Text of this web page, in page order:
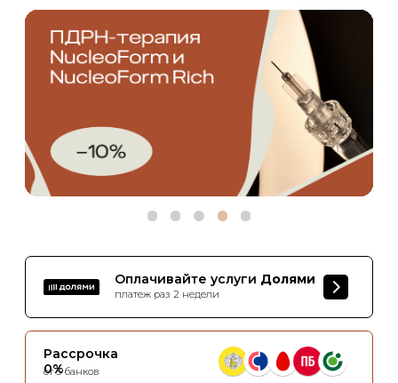
Политика конфиденциальности
Договор оферты
Способы оплаты
Блог
Специалисты
Статьи
Оборудование
Контакты